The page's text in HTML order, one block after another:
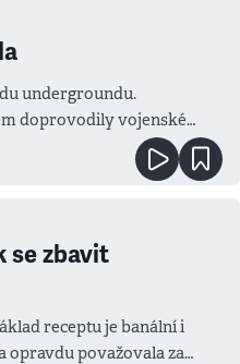
undergroundu.
doprovodily vojenské
se zbavit
receptu je banální i
opravdu považovala za